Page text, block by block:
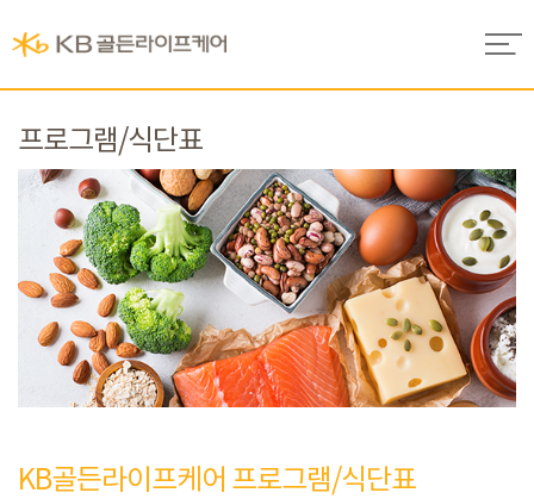
프로그램/식단표
KB골든라이프케어 프로그램/식단표